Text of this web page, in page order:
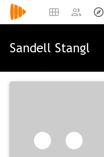
Sandell Stangl